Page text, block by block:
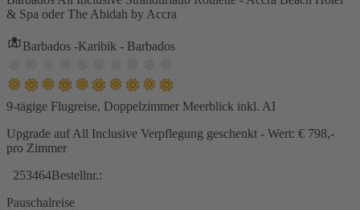
& Spa oder The Abidah by Accra
Barbados -Karibik - Barbados
9-tägige Flugreise, Doppelzimmer Meerblick inkl. AI
Upgrade auf All Inclusive Verpflegung geschenkt - Wert: € 798,-
pro Zimmer
253464Bestellnr.:
Pauschalreise